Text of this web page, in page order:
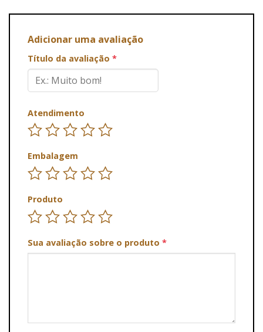
Adicionar uma avaliação
Título da avaliação *
Atendimento
Embalagem
Produto
Sua avaliação sobre o produto *